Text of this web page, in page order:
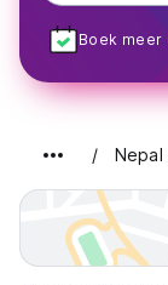
Boek meer
Nepal